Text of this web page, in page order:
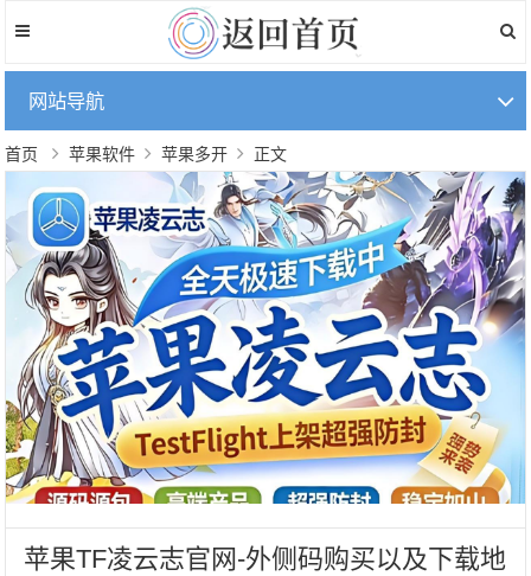
网站导航
首页 苹果软件 苹果多开 正文
苹果TF凌云志官网-外侧码购买以及下载地